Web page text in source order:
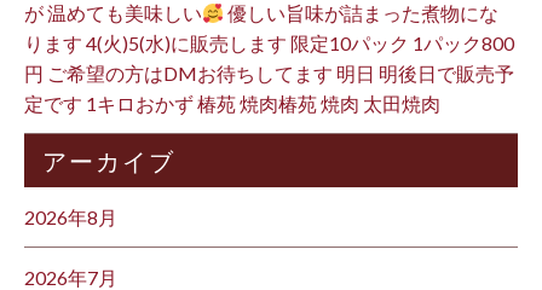
が 温めても美味しい
優しい旨味が詰まった煮物にな
ります 4(火)5(水)に販売します 限定10パック 1パック800
円 ご希望の方はDMお待ちしてます 明日 明後日で販売予
定です 1キロおかず 椿苑 焼肉椿苑 焼肉 太田焼肉
アーカイブ
2026年8月
2026年7月